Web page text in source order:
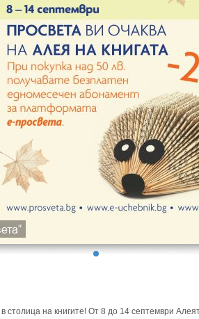
на книгите! От 8 до 14 септември